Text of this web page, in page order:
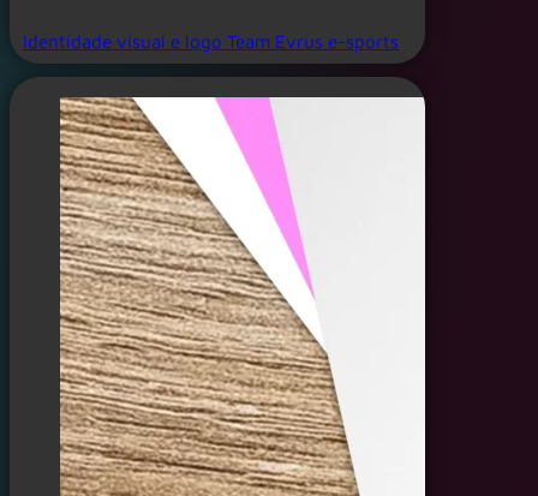
Identidade visual e logo Team Evrus e-sports